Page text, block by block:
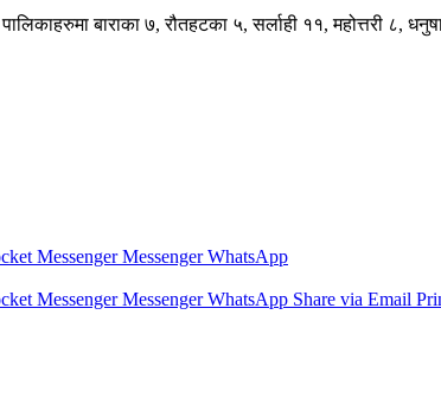
बाराका ७, रौतहटका ५, सर्लाही ११, महोत्तरी ८,
Messenger Messenger WhatsApp
Messenger Messenger WhatsApp Share via Email